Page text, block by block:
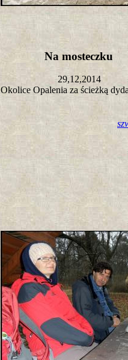
Na mosteczku
29,12,2014
Okolice Opalenia za ścieżką